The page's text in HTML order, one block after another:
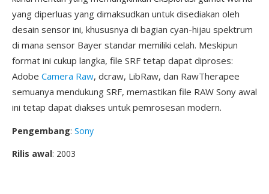
yang diperluas yang dimaksudkan untuk disediakan oleh
desain sensor ini, khususnya di bagian cyan-hijau spektrum
di mana sensor Bayer standar memiliki celah. Meskipun
format ini cukup langka, file SRF tetap dapat diproses:
Adobe Camera Raw, dcraw, LibRaw, dan RawTherapee
semuanya mendukung SRF, memastikan file RAW Sony awal
ini tetap dapat diakses untuk pemrosesan modern.
Pengembang: Sony
Rilis awal: 2003